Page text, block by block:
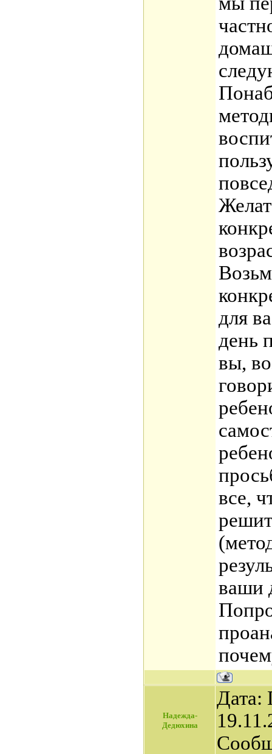
для
день
вы,
все,
ваши
Надежда-
Дедюхина
Дата: